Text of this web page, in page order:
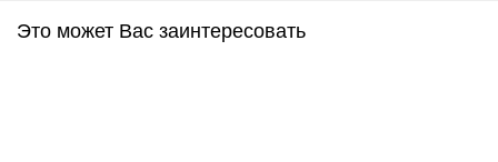
Это может Вас заинтересовать